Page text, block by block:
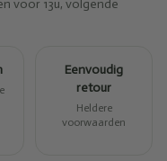
voor 13u, volgende
Eenvoudig
retour
Heldere
voorwaarden